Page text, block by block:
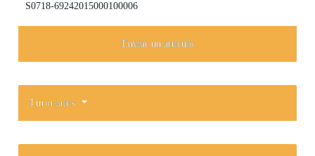
S0718-69242015000100006
Enviar un artículo
Tutoriales